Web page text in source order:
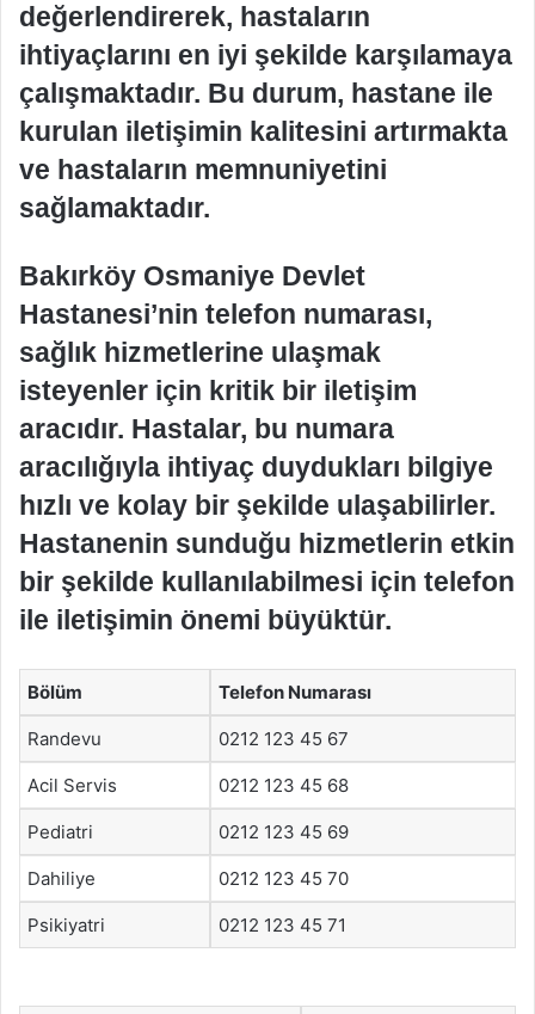
değerlendirerek, hastaların
ihtiyaçlarını en iyi şekilde karşılamaya
çalışmaktadır. Bu durum, hastane ile
kurulan iletişimin kalitesini artırmakta
ve hastaların memnuniyetini
sağlamaktadır.
Bakırköy Osmaniye Devlet
Hastanesi’nin telefon numarası,
sağlık hizmetlerine ulaşmak
isteyenler için kritik bir iletişim
aracıdır. Hastalar, bu numara
aracılığıyla ihtiyaç duydukları bilgiye
hızlı ve kolay bir şekilde ulaşabilirler.
Hastanenin sunduğu hizmetlerin etkin
bir şekilde kullanılabilmesi için telefon
ile iletişimin önemi büyüktür.
Bölüm Telefon Numarası
Randevu 0212 123 45 67
Acil Servis 0212 123 45 68
Pediatri 0212 123 45 69
Dahiliye 0212 123 45 70
Psikiyatri 0212 123 45 71